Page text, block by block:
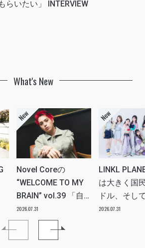
らいたい」 INTERVIEW
What's New
Novel Coreの
“WELCOME TO MY
BRAIN” vol.39 「自
分たちの世代のルー
ツ、カルチャーなど
2026.07.31
LINKL
は大きく国
ドル、そし
ツアー。い
2026.07.31